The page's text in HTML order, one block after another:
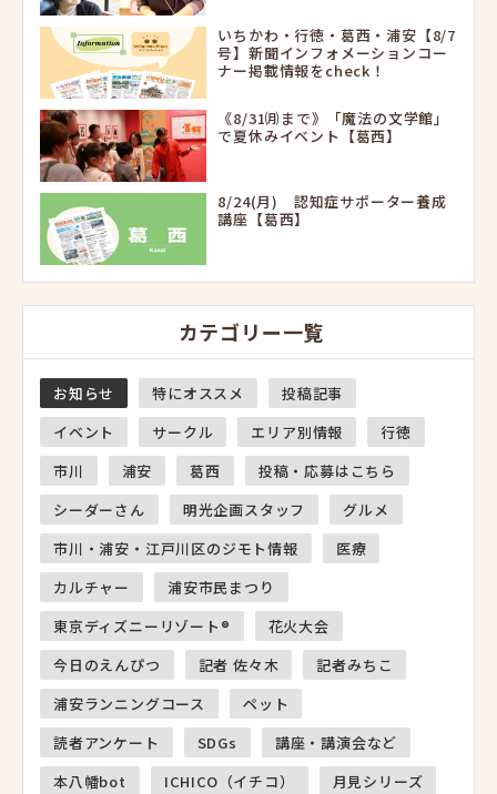
いちかわ・行徳・葛西・浦安【8/7
号】新聞インフォメーションコー
ナー掲載情報をcheck！
《8/31㈪まで》「魔法の文学館」
で夏休みイベント【葛西】
8/24(月) 認知症サポーター養成
講座【葛西】
カテゴリー一覧
お知らせ 特にオススメ
投稿記事
イベント
サークル エリア別情報
行徳
市川
浦安 葛西
投稿・応募はこちら
シーダーさん
明光企画スタッフ
グルメ
市川・浦安・江戸川区のジモト情報
医療
カルチャー
浦安市民まつり
東京ディズニーリゾート®
花火大会
今日のえんぴつ
記者 佐々木
記者みちこ
浦安ランニングコース
ペット
読者アンケート
SDGs
講座・講演会など
本八幡bot
ICHICO（イチコ）
月見シリーズ